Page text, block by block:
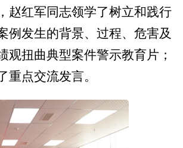
赵红军同志领学了树立和践行
例发生的背景、过程、危害及
扭曲典型案件警示教育片；
点交流发言。